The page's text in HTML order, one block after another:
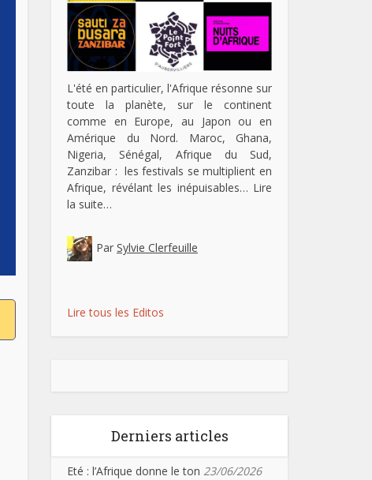
L'été en particulier, l'Afrique résonne sur
toute la planète, sur le continent
comme en Europe, au Japon ou en
Amérique du Nord. Maroc, Ghana,
Nigeria, Sénégal, Afrique du Sud,
Zanzibar : les festivals se multiplient en
Afrique, révélant les inépuisables… Lire
la suite…
Par Sylvie Clerfeuille
Lire tous les Editos
Derniers articles
Eté : l’Afrique donne le ton 23/06/2026